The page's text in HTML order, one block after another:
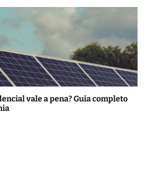
vale a pena? Guia completo